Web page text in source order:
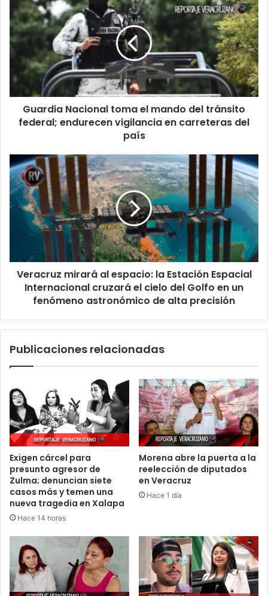
Nacional
toma
el
mando
del
tránsito
federal;
endurecen
vigilancia
país
Guardia Nacional toma el mando del tránsito
federal; endurecen vigilancia en carreteras del
país
Veracruz
mirará
al
espacio:
la
Estación
Espacial
Internacional
cruzará
cielo
en
fenómeno
precisión
Veracruz mirará al espacio: la Estación Espacial
Internacional cruzará el cielo del Golfo en un
fenómeno astronómico de alta precisión
Publicaciones relacionadas
Exigen cárcel para
presunto agresor de
Zulma; denuncian siete
casos más y temen una
nueva tragedia en Xalapa
Hace 14 horas
Morena abre la puerta a la
reelección de diputados
en Veracruz
Hace 1 día